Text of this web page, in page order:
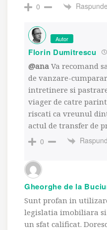
0
Raspunde
Autor
Florin Dumitrescu
@ana Va recomand
de vanzare-
intretinere si
viager de catre
riscati ca vreunul
actul de transfer de
0
Gheorghe de la
Sunt profan in
legislatia imobiliara
un sfat calificat.